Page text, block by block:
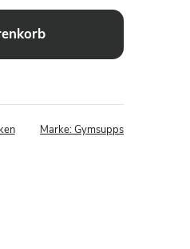
Marke:Gymsupps